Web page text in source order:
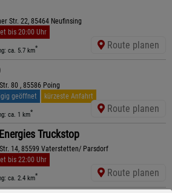
Str. 22, 85464 Neufinsing
bis 20:00 Uhr
ca. 5.7 km* Route planen
80 , 85586 Poing
geöffnet
kürzeste Anfahrt
ca. 1 km* Route planen
Truckstop
14, 85599 Vaterstetten/ Parsdorf
bis 22:00 Uhr
ca. 2.4 km* Route planen